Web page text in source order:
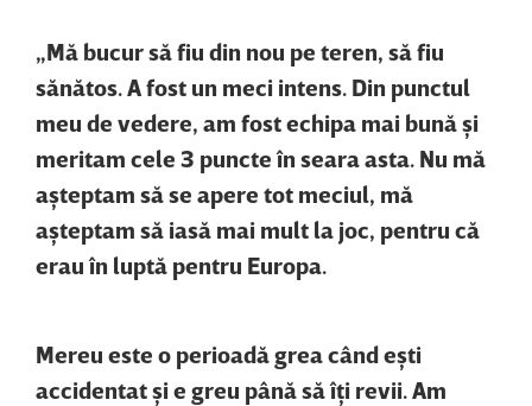
„Mă bucur să fiu din nou pe teren, să fiu
sănătos. A fost un meci intens. Din punctul
meu de vedere, am fost echipa mai bună şi
meritam cele 3 puncte în seara asta. Nu mă
aşteptam să se apere tot meciul, mă
aşteptam să iasă mai mult la joc, pentru că
erau în luptă pentru Europa.
Mereu este o perioadă grea când eşti
accidentat şi e greu până să îţi revii. Am